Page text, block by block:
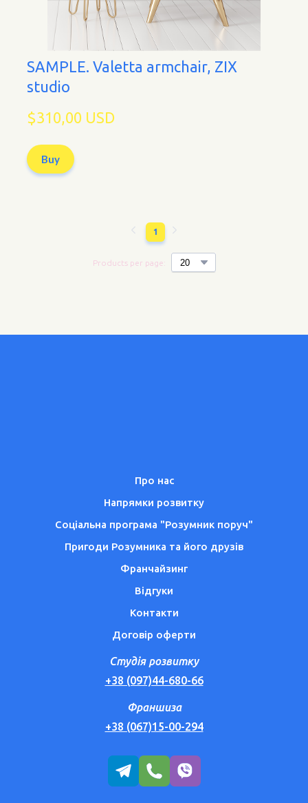
SAMPLE. Valetta armchair, ZIX
studio
$310,00 USD
Buy
Products per page:
1
Про нас
Напрямки розвитку
Соціальна програма "Розумник поруч"
Пригоди Розумника та його друзів
Франчайзинг
Відгуки
Контакти
Договір оферти
Студія розвитку
+38 (097)44-680-66
Франшиза
+38 (067)15-00-294